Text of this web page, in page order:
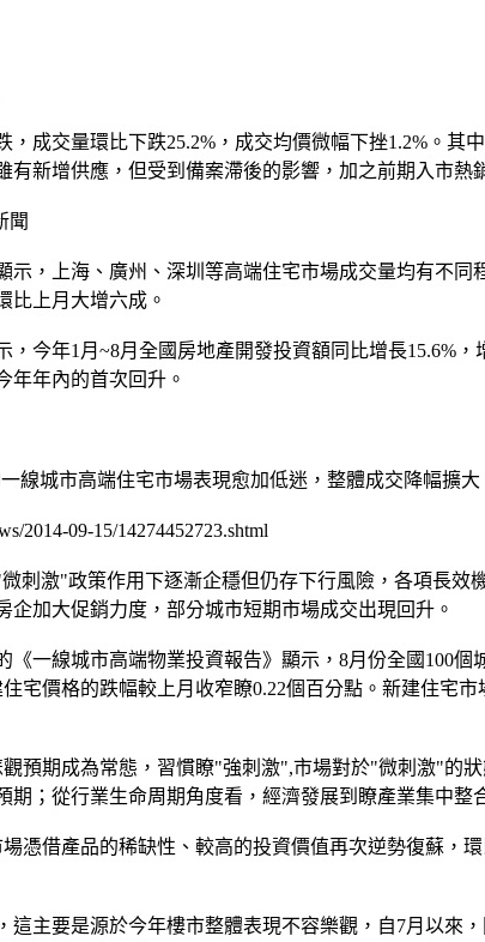
交量環比下跌25.2%，成交均價微幅下挫1.2%。其
有新增供應，但受到備案滯後的影響，加之前期入市熱
聞
上海、廣州、深圳等高端住宅市場成交量均有不同
比上月大增六成。
年1月~8月全國房地產開發投資額同比增長15.6%，
年年內的首次回升。
城市高端住宅市場表現愈加低迷，整體成交降幅擴大
2014-09-15/14274452723.shtml
激"政策作用下逐漸企穩但仍存下行風險，各項長效
加大促銷力度，部分城市短期市場成交出現回升。
線城市高端物業投資報告》顯示，8月份全國100個
宅價格的跌幅較上月收窄瞭0.22個百分點。新建住宅
期成為常態，習慣瞭"強刺激",市場對於"微刺激"的
期；從行業生命周期角度看，經濟發展到瞭產業集中整
借產品的稀缺性、較高的投資價值再次逆勢復蘇，
要是源於今年樓市整體表現不容樂觀，自7月以來